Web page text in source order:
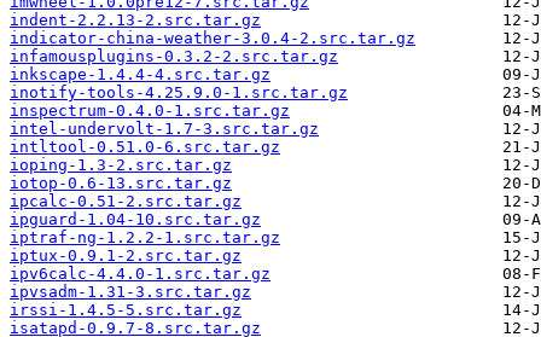
indent-2.2.13-2.src.tar.gz
indicator-china-weather-3.0.4-2.src.tar.gz
infamousplugins-0.3.2-2.src.tar.gz
inkscape-1.4.4-4.src.tar.gz
inotify-tools-4.25.9.0-1.src.tar.gz
inspectrum-0.4.0-1.src.tar.gz
intel-undervolt-1.7-3.src.tar.gz
intltool-0.51.0-6.src.tar.gz
ioping-1.3-2.src.tar.gz
iotop-0.6-13.src.tar.gz
ipcalc-0.51-2.src.tar.gz
ipguard-1.04-10.src.tar.gz
iptraf-ng-1.2.2-1.src.tar.gz
iptux-0.9.1-2.src.tar.gz
ipv6calc-4.4.0-1.src.tar.gz
ipvsadm-1.31-3.src.tar.gz
irssi-1.4.5-5.src.tar.gz
isatapd-0.9.7-8.src.tar.gz